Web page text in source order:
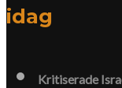
idag
Kritiserade